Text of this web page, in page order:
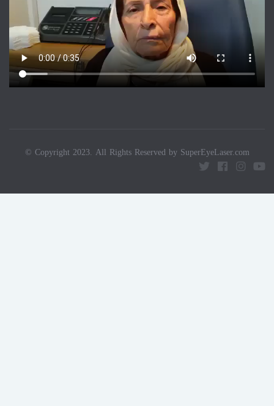
© Copyright 2023. All Rights Reserved by SuperEyeLaser.com